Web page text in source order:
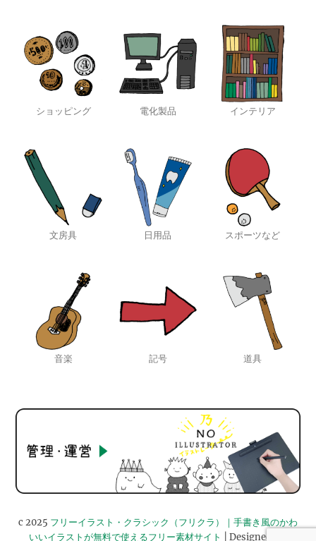
ショッピング 電化製品 インテリア
文房具 日用品 スポーツなど
音楽 記号 道具
c 2025 フリーイラスト・クラシック（フリクラ）｜手書き風のかわ
いいイラストが無料で使えるフリー素材サイト
| Designed by: